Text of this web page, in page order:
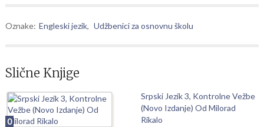
Oznake: Engleski jezik, Udžbenici za osnovnu školu
Slične Knjige
0
Srpski Jezik 3, Kontrolne Vežbe
(Novo Izdanje) Od Milorad
Rikalo